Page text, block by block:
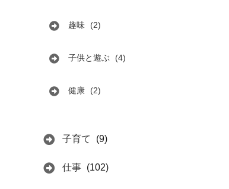
趣味 (2)
子供と遊ぶ (4)
健康 (2)
子育て (9)
仕事 (102)